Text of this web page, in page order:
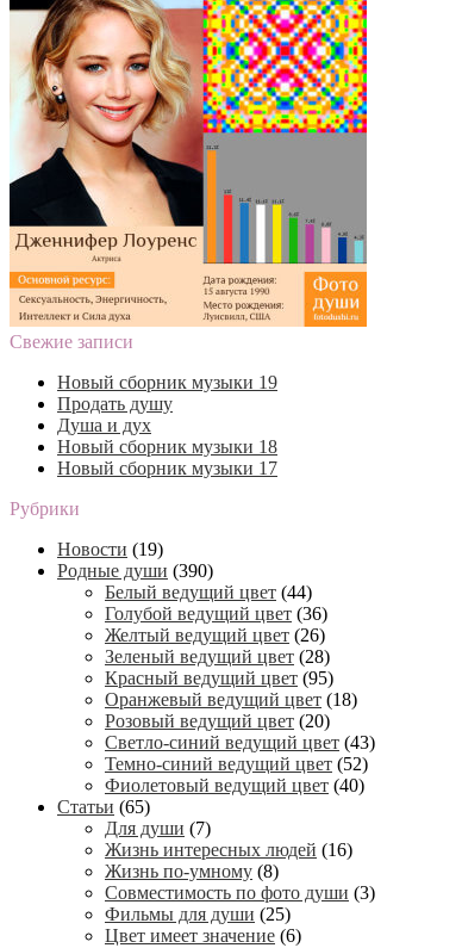
Свежие записи
Новый сборник музыки 19
Продать душу
Душа и дух
Новый сборник музыки 18
Новый сборник музыки 17
Рубрики
Новости (19)
Родные души (390)
Белый ведущий цвет (44)
Голубой ведущий цвет (36)
Желтый ведущий цвет (26)
Зеленый ведущий цвет (28)
Красный ведущий цвет (95)
Оранжевый ведущий цвет (18)
Розовый ведущий цвет (20)
Светло-синий ведущий цвет (43)
Темно-синий ведущий цвет (52)
Фиолетовый ведущий цвет (40)
Статьи (65)
Для души (7)
Жизнь интересных людей (16)
Жизнь по-умному (8)
Совместимость по фото души (3)
Фильмы для души (25)
Цвет имеет значение (6)